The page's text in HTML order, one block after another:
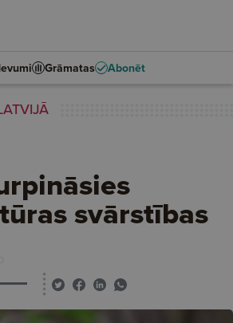
Grāmatas Abonēt
svārstības